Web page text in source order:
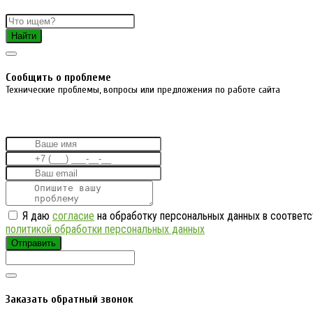
Найти
Cообщить о проблеме
Технические проблемы, вопросы или предложения по работе сайта
Я даю согласие на обработку персональных данных в
политикой обработки персональных данных
Отправить
Заказать обратный звонок